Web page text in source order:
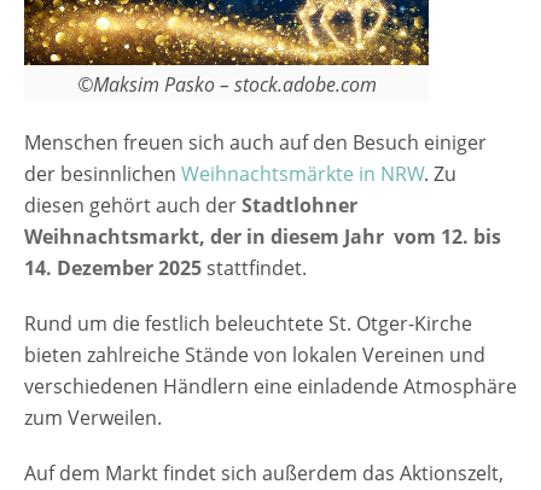
besondere Geschenk für den
weihnachtlichen Gabentisch sucht, der wird
hier bestimmt Erfolg haben. Für das
wahrscheinlich nicht auf Menschen mit
knurrendem Magen trifft. Auf durstige
Kehlen warten Kakao, eine Auswahl
alkoholfreier Getränke, Bier und natürlich
Glühwein. Eisstockschießen Auf dem
Marktplatz…
©Maksim Pasko – stock.adobe.com
Menschen freuen sich auch auf den Besuch einiger
der besinnlichen Weihnachtsmärkte in NRW. Zu
diesen gehört auch derStadtlohner
Weihnachtsmarkt, der in diesem Jahr vom 12. bis
14. Dezember 2025stattfindet.
Rund um die festlich beleuchtete St. Otger-Kirche
bieten zahlreiche Stände von lokalen Vereinen und
verschiedenen Händlern eine einladende Atmosphäre
zum Verweilen.
Auf dem Markt findet sich außerdem das Aktionszelt,